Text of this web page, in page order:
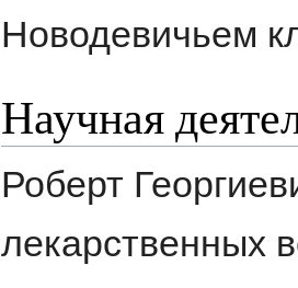
Новодевичьем
Научная
Роберт
лекарственных